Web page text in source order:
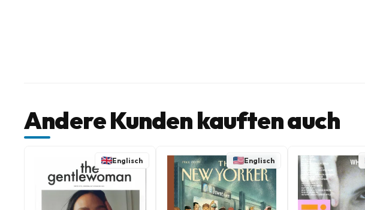
Andere Kunden kauften auch
Englisch Englisch